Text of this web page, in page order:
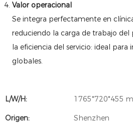
Valor operacional
Se integra perfectamente en
reduciendo la carga de trabajo
la eficiencia del servicio: ideal para
globales.
L/W/H: 1765*720*455
Origen: Shenzhen